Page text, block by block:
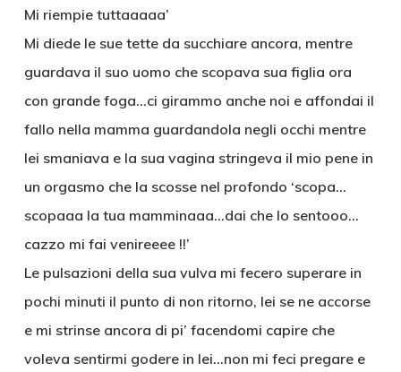
Mi riempie tuttaaaaa’
Mi diede le sue tette da succhiare ancora, mentre
guardava il suo uomo che scopava sua figlia ora
con grande foga…ci girammo anche noi e affondai il
fallo nella mamma guardandola negli occhi mentre
lei smaniava e la sua vagina stringeva il mio pene in
un orgasmo che la scosse nel profondo ‘scopa…
scopaaa la tua mamminaaa…dai che lo sentooo…
cazzo mi fai venireeee !!’
Le pulsazioni della sua vulva mi fecero superare in
pochi minuti il punto di non ritorno, lei se ne accorse
e mi strinse ancora di pi’ facendomi capire che
voleva sentirmi godere in lei…non mi feci pregare e